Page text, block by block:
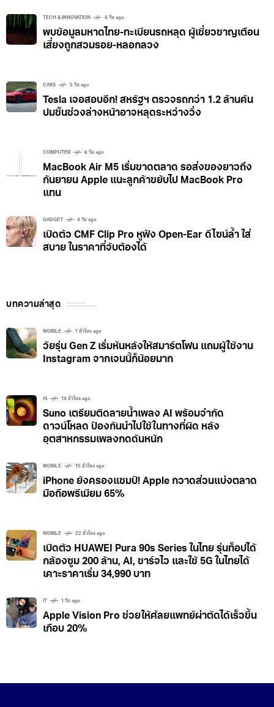
TECH & INNOVATION 4 วัน ago
พบข้อมูลมหาดไทย-ทะเบียนรถหลุด ผู้เชี่ยวชาญเตือน
เสี่ยงถูกสวมรอย-หลอกลวง
CARS 5 วัน ago
Tesla เจอสอบอีก! สหรัฐฯ ตรวจรถกว่า 1.2 ล้านคัน
ปมชิ้นช่วงล่างหน้าอาจหลุดระหว่างวิ่ง
COMPUTER 6 วัน ago
MacBook Air M5 เริ่มขาดตลาด รอส่งของยาวถึง
กันยายน Apple แนะลูกค้าขยับไป MacBook Pro
แทน
GADGET 4 วัน ago
เปิดตัว CMF Clip Pro หูฟัง Open-Ear ดีไซน์ล้ำ ใส่
สบาย ในราคาที่จับต้องได้
บทความล่าสุด
MOBILE 1 ชั่วโมง ago
วัยรุ่น Gen Z เริ่มหันหลังให้สมาร์ตโฟน แถมผู้ใช้งาน
Instagram จากเจนนี้ก็น้อยมาก
AI 14 ชั่วโมง ago
Suno เตรียมติดลายน้ำเพลง AI พร้อมจำกัด
ดาวน์โหลด ป้องกันนำไปใช้ในทางที่ผิด หลัง
อุตสาหกรรมเพลงกดดันหนัก
MOBILE 15 ชั่วโมง ago
iPhone ยังครองแชมป์! Apple กวาดส่วนแบ่งตลาด
มือถือพรีเมียม 65%
MOBILE 22 ชั่วโมง ago
เปิดตัว HUAWEI Pura 90s Series ในไทย รุ่นท็อปได้
กล้องซูม 200 ล้าน, AI, ชาร์จไว และใช้ 5G ในไทยได้
เคาะราคาเริ่ม 34,990 บาท
IT 1 วัน ago
Apple Vision Pro ช่วยให้ศัลยแพทย์ผ่าตัดได้เร็วขึ้น
เกือบ 20%